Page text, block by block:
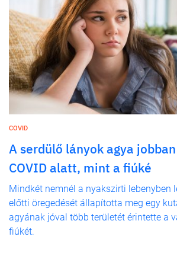
COVID
A serdülő lányok agya
COVID alatt, mint a fiúké
Mindkét nemnél a nyakszirti lebenyben
előtti öregedését állapította meg egy
agyának jóval több területét érintette a
fiúkét.